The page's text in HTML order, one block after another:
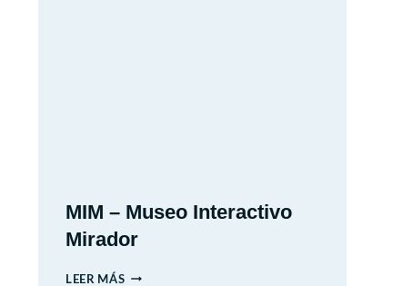
MIM – Museo Interactivo
Mirador
LEER MÁSMIM